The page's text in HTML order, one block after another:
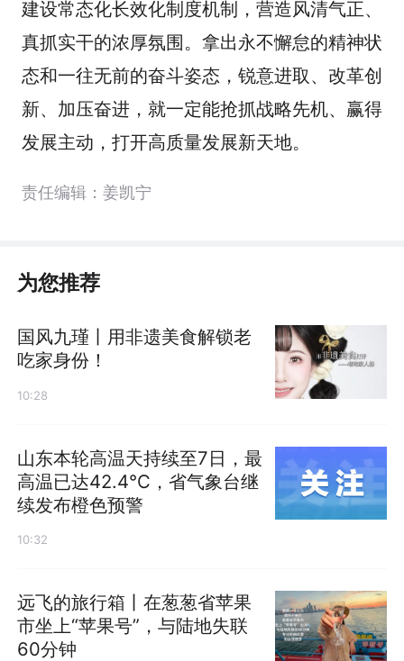
建设常态化长效化制度机制，营造风清气正、
真抓实干的浓厚氛围。拿出永不懈怠的精神状
态和一往无前的奋斗姿态，锐意进取、改革创
新、加压奋进，就一定能抢抓战略先机、赢得
发展主动，打开高质量发展新天地。
责任编辑：姜凯宁
为您推荐
国风九瑾丨用非遗美食解锁老
吃家身份！
10:28
山东本轮高温天持续至7日，最
高温已达42.4℃，省气象台继
续发布橙色预警
10:32
远飞的旅行箱丨在葱葱省苹果
市坐上“苹果号”，与陆地失联
60分钟